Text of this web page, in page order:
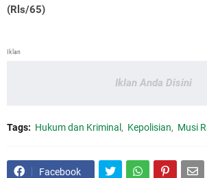
(Rls/65)
Iklan
Iklan Anda Disini
Tags: Hukum dan Kriminal Kepolisian Musi
Facebook